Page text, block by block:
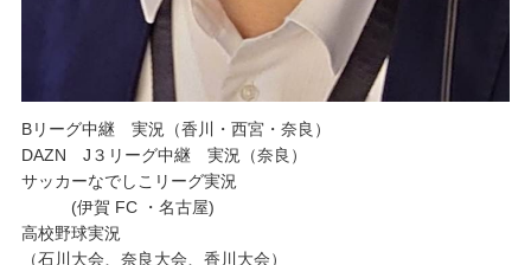
Bリーグ中継 実況（香川・西宮・奈良）
DAZN J３リーグ中継 実況（奈良）
サッカーなでしこリーグ実況
(伊賀 FC ・名古屋)
高校野球実況
（石川大会、奈良大会、香川大会）